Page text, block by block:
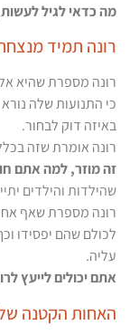
מה כדאי לגיל
רונה תמיד
רונה מספרת שהיא
כי התנועות שלה נורא
באיזה דוק לבחור.
רונה אומרת שזה
זה מוזר, למה אתם
שהילדות והילדים
רונה מספרת שאף
לכולם שהם יפסידו
עליה.
אתם יכולים לייעץ
האחות הקטנה